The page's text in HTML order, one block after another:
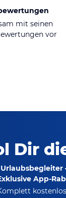
mit seinen
vor
Dir
App-